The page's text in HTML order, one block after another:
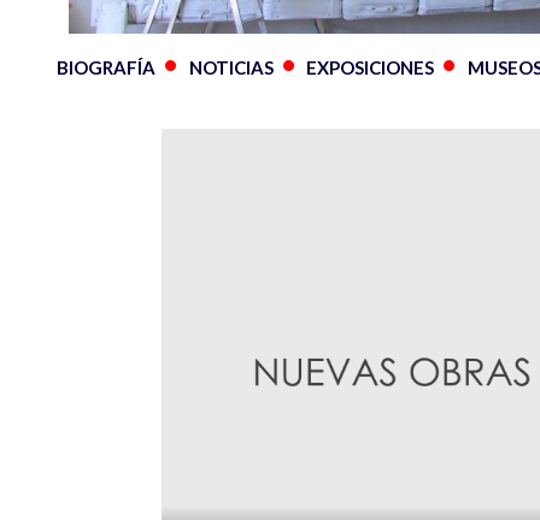
BIOGRAFÍA NOTICIAS EXPOSICIONES